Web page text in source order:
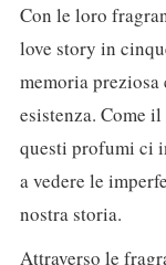
Con le loro
love story in
memoria
esistenza. Come il
questi profumi ci
a vedere le
nostra storia.
Attraverso le